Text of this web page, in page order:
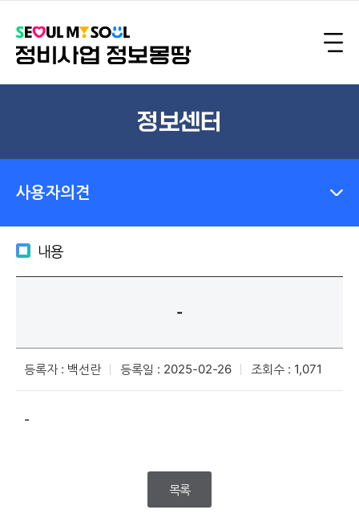
정보센터
사용자의견
내용
-
등록자 : 백선란 등록일 : 2025-02-26 조회수 : 1,071
-
목록